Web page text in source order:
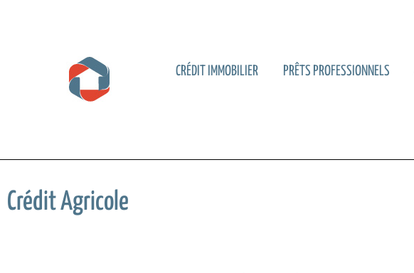
CRÉDIT IMMOBILIER PRÊTS PROFESSIONNELS
Crédit Agricole